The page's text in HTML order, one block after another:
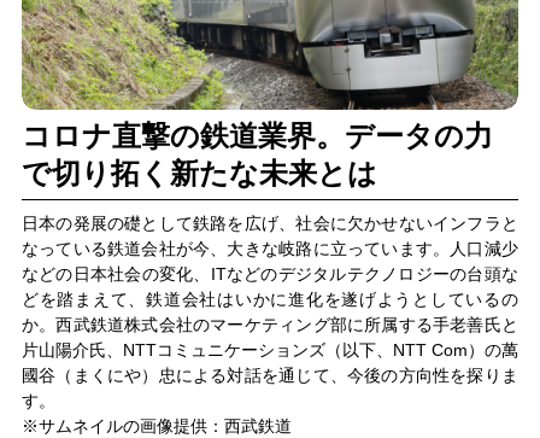
コロナ直撃の鉄道業界。データの力
で切り拓く新たな未来とは
日本の発展の礎として鉄路を広げ、社会に欠かせないインフラと
なっている鉄道会社が今、大きな岐路に立っています。人口減少
などの日本社会の変化、ITなどのデジタルテクノロジーの台頭な
どを踏まえて、鉄道会社はいかに進化を遂げようとしているの
か。西武鉄道株式会社のマーケティング部に所属する手老善氏と
片山陽介氏、NTTコミュニケーションズ（以下、NTT Com）の萬
國谷（まくにや）忠による対話を通じて、今後の方向性を探りま
す。
※サムネイルの画像提供：西武鉄道